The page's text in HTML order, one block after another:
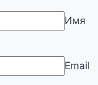
Имя
Email